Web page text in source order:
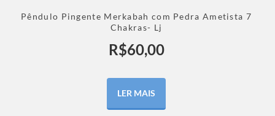
Pêndulo Pingente Merkabah com Pedra Ametista 7
Chakras- Lj
R$60,00
LER MAIS